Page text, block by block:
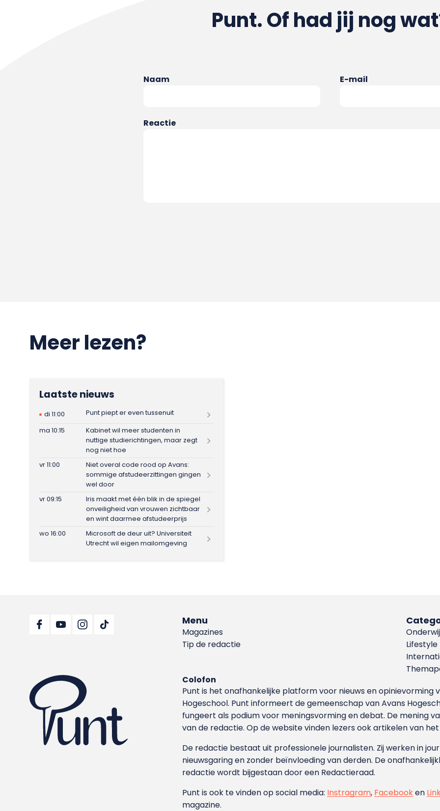
Punt. Of had jij nog
Naam E-mail
Reactie
Meer lezen?
Laatste nieuws
di 11:00
Punt piept er even tussenuit
ma 10:15
Kabinet wil meer studenten in
nuttige studierichtingen, maar zegt
nog niet hoe
vr 11:00
Niet overal code rood op Avans:
sommige afstudeerzittingen gingen
wel door
vr 09:15
Iris maakt met één blik in de spiegel
onveiligheid van vrouwen zichtbaar
en wint daarmee afstudeerprijs
wo 16:00
Microsoft de deur uit? Universiteit
Utrecht wil eigen mailomgeving
Menu
Magazines
Tip de redactie
Lifestyle
Colofon
Punt is het onafhankelijke platform voor nieuws en
Hoge­school. Punt informeert de gemeenschap van Avans
fungeert als podium voor meningsvorming en debat. De mening
van de redactie. Op de website vinden lezers ook artikelen van
De redactie bestaat uit professionele journalisten. Zij werken in
nieuwsgaring en zonder beïnvloeding van derden. De
redactie wordt bijgestaan door een Redactieraad.
Punt is ook te vinden op social media: Instragram, Facebooken
magazine.